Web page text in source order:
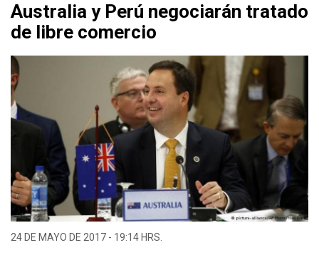
Australia y Perú negociarán tratado
de libre comercio
24 DE MAYO DE 2017 - 19:14 HRS.